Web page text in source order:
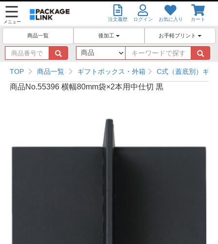
メニュー 注文履歴 ログイン お気に入り カート
商品一覧 後加工 お手軽プリント
商
品
番
号
で
キ
ー
ワ
ー
ド
TOP 商品一覧 ギフトボックス・外箱 C式（蓋底別）ギフ
商品No.55396 横幅80mm袋×2本用中仕切 黒